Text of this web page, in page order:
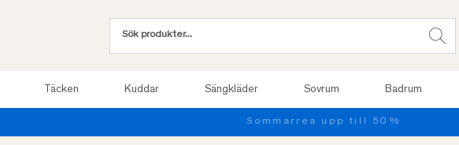
Täcken Kuddar Sängkläder Sovrum Badrum
Sommarrea upp till 50%